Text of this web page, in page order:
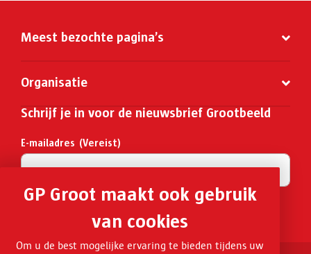
Meest bezochte pagina’s
Organisatie
Schrijf je in voor de nieuwsbrief Grootbeeld
E-mailadres (Vereist)
GP Groot maakt ook gebruik
van cookies
Om u de best mogelijke ervaring te bieden tijdens uw